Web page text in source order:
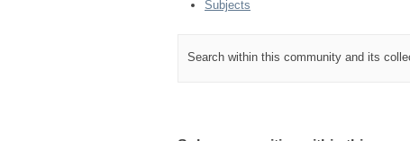
Subjects
Search within this community and its